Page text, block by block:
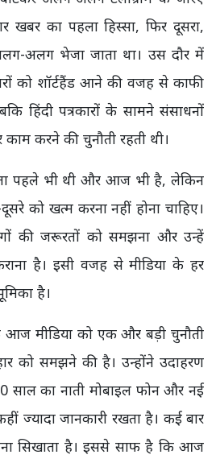
खबर का पहला हिस्सा, फिर दूसरा,
अलग भेजा जाता था। उस दौर में
को शॉर्टहैंड आने की वजह से काफी
हिंदी पत्रकारों के सामने संसाधनों
करने की चुनौती रहती थी।
पहले भी थी और आज भी है, लेकिन
को खत्म करना नहीं होना चाहिए।
की जरूरतों को समझना और उन्हें
है। इसी वजह से मीडिया के हर
है।
मीडिया को एक और बड़ी चुनौती
को समझने की है। उन्होंने उदाहरण
साल का नाती मोबाइल फोन और नई
ज्यादा जानकारी रखता है। कई बार
सिखाता है। इससे साफ है कि आज